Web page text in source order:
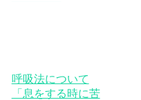
呼吸法について
「息をする時に苦